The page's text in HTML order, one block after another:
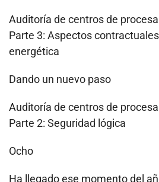
Auditoría de centros de
Parte 3: Aspectos
energética
Dando un nuevo paso
Auditoría de centros de
Parte 2: Seguridad lógica
Ocho
Ha llegado ese momento del